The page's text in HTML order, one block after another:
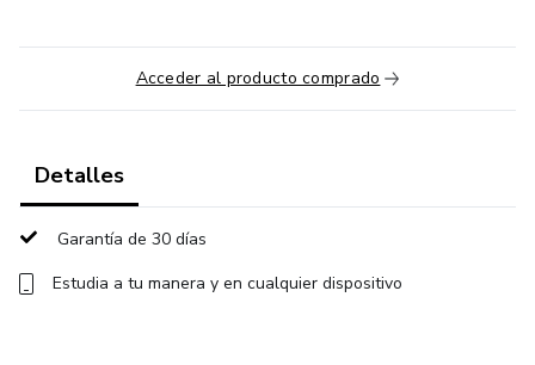
LIBÉRATE DE LAS CADENAS DEL INSOMNIO
Recupera el control de tus noches y disfruta de una vida
puede proporcionar.
contacto@efectonocheserena.com
Acceder al producto comprado
Detalles
Garantía de 30 días
Estudia a tu manera y en cualquier dispositivo